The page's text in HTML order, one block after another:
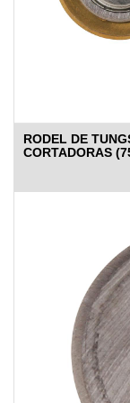
RODEL DE
CORTADORAS